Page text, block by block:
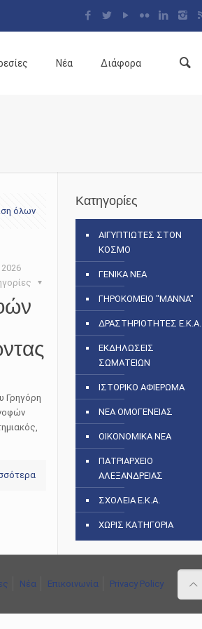
Νέα Διάφορα
όλων
2026
Γρηγόρη
Κατηγορίες
ΑΙΓΥΠΤΙΩΤΕΣ ΣΤΟΝ
ΚΟΣΜΟ
ΓΕΝΙΚΑ ΝΕΑ
ΓΗΡΟΚΟΜΕΙΟ "ΜΑΝΝΑ"
ΔΡΑΣΤΗΡΙΟΤΗΤΕΣ Ε.Κ.Α.
ΕΚΔΗΛΩΣΕΙΣ
ΣΩΜΑΤΕΙΩΝ
ΙΣΤΟΡΙΚΟ ΑΦΙΕΡΩΜΑ
ΝΕΑ ΟΜΟΓΕΝΕΙΑΣ
ΟΙΚΟΝΟΜΙΚΑ ΝΕΑ
ΠΑΤΡΙΑΡΧΕΙΟ
ΑΛΕΞΑΝΔΡΕΙΑΣ
ΣΧΟΛΕΙΑ Ε.Κ.Α.
ΧΩΡΙΣ ΚΑΤΗΓΟΡΙΑ
Νέα Επικοινωνία Privacy Policy